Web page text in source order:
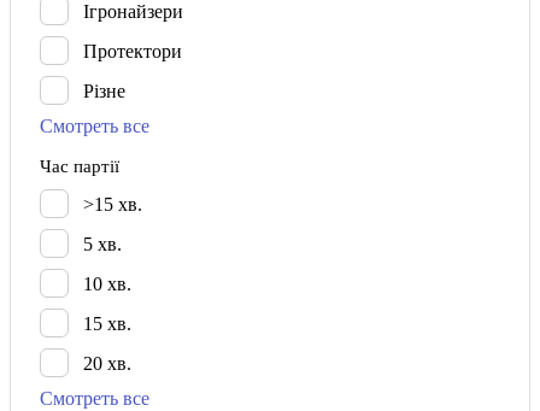
Ігронайзери
Протектори
Різне
Смотреть все
Час партії
>15 хв.
5 хв.
10 хв.
15 хв.
20 хв.
Смотреть все